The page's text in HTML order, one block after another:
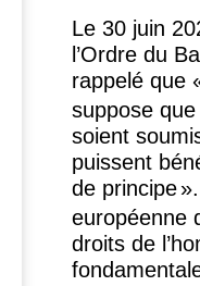
Le 30 juin
l’Ordre du
rappelé que
suppose
soient
puissent
de principe
européenne
droits de